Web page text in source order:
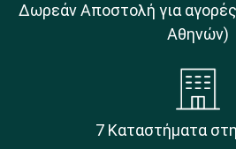
Δωρεάν Αποστολή για
Αθηνών)
7 Καταστήματα